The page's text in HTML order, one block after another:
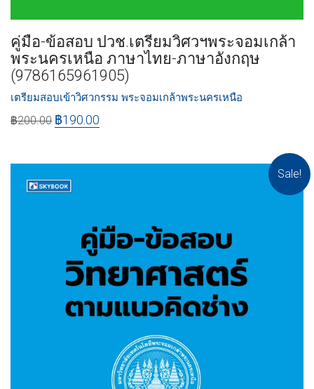
คู่มือ-ข้อสอบ ปวช.เตรียมวิศวฯพระจอมเกล้า
พระนครเหนือ ภาษาไทย-ภาษาอังกฤษ
(9786165961905)
เตรียมสอบเข้าวิศวกรรม พระจอมเกล้าพระนครเหนือ
฿200.00 ฿190.00
Sale!